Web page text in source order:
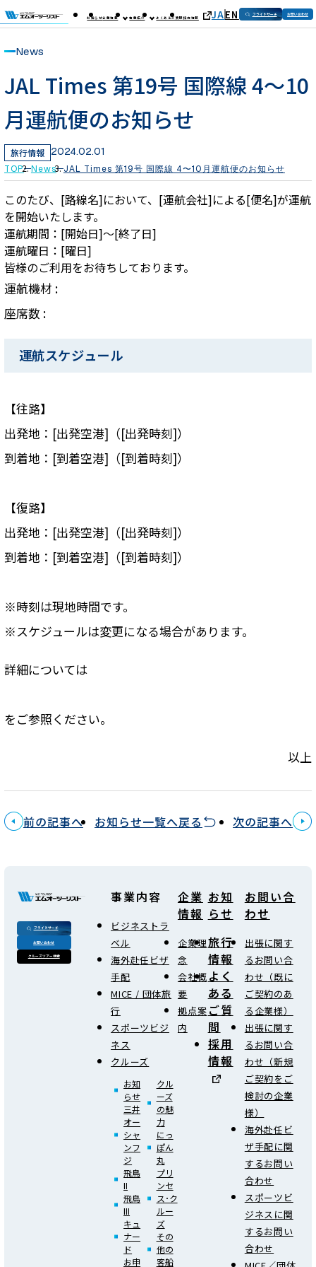
お知らせ企業情報 事業紹介 よくあるご質問採用情報 JAEN フライトサーチ お問い合わせ
News
JAL Times 第19号 国際線 4〜10
月運航便のお知らせ
旅行情報 2024.02.01
TOP News JAL Times 第19号 国際線 4〜10月運航便のお知らせ
このたび、[路線名]において、[運航会社]による[便名]が運航
を開始いたします。
運航期間：[開始日]～[終了日]
運航曜日：[曜日]
皆様のご利用をお待ちしております。
運航機材 :
座席数 :
運航スケジュール
【往路】
出発地：[出発空港]（[出発時刻]）
到着地：[到着空港]（[到着時刻]）
【復路】
出発地：[出発空港]（[出発時刻]）
到着地：[到着空港]（[到着時刻]）
※時刻は現地時間です。
※スケジュールは変更になる場合があります。
詳細については
をご参照ください。
以上
前の記事へ お知らせ一覧へ戻る 次の記事へ
フライトサーチ
お問い合わせ
クルーズツアー検索
事業内容
ビジネストラ
ベル
海外赴任ビザ
手配
MICE / 団体旅
行
スポーツビジ
ネス
クルーズ
お知
らせ
三井
オー
シャ
ンフ
ジ
飛鳥
II
飛鳥
III
キュ
ナー
ド
お申
クル
ーズ
の魅
力
にっ
ぽん
丸
プリ
ンセ
ス･ク
ルー
ズ
その
他の
客船
企業
情報
企業理
念
会社概
要
拠点案
内
お知
らせ
旅行
情報
よく
ある
ご質
問
採用
情報
お問い合
わせ
出張に関す
るお問い合
わせ（既に
ご契約のあ
る企業様）
出張に関す
るお問い合
わせ（新規
ご契約をご
検討の企業
様）
海外赴任ビ
ザ手配に関
するお問い
合わせ
スポーツビ
ジネスに関
するお問い
合わせ